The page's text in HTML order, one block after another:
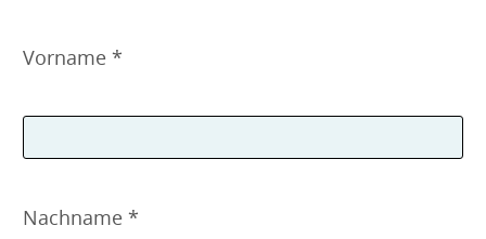
Vorname *
Nachname *